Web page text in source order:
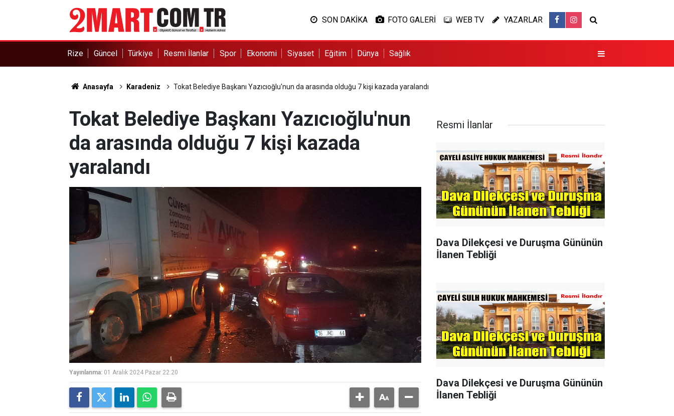
SON DAKİKA FOTO GALERİ WEB TV YAZARLAR
Rize Güncel Türkiye Resmi İlanlar Spor Ekonomi Siyaset Eğitim Dünya Sağlık
Anasayfa Karadeniz Tokat Belediye Başkanı Yazıcıoğlu'nun da arasında olduğu 7 kişi kazada yaralandı
Tokat Belediye Başkanı Yazıcıoğlu'nun
da arasında olduğu 7 kişi kazada
yaralandı
Yayınlanma: 01 Aralık 2024 Pazar 22:20
Resmi İlanlar
Dava Dilekçesi ve Duruşma Gününün
İlanen Tebliği
Dava Dilekçesi ve Duruşma Gününün
İlanen Tebliği